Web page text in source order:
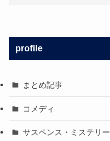
profile
まとめ記事
コメディ
サスペンス・ミステリー